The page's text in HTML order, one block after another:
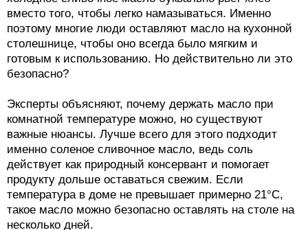
вместо того, чтобы легко намазываться. Именно
поэтому многие люди оставляют масло на кухонной
столешнице, чтобы оно всегда было мягким и
готовым к использованию. Но действительно ли это
безопасно?
Эксперты объясняют, почему держать масло при
комнатной температуре можно, но существуют
важные нюансы. Лучше всего для этого подходит
именно соленое сливочное масло, ведь соль
действует как природный консервант и помогает
продукту дольше оставаться свежим. Если
температура в доме не превышает примерно 21°C,
такое масло можно безопасно оставлять на столе на
несколько дней.